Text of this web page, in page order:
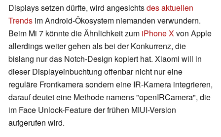
Displays setzen dürfte, wird angesichtsdes aktuellen
Trends im Android-Ökosystem niemanden verwundern.
Beim Mi 7 könnte die Ähnlichkeit zum iPhone Xvon Apple
allerdings weiter gehen als bei der Konkurrenz, die
bislang nur das Notch-Design kopiert hat. Xiaomi will in
dieser Displayeinbuchtung offenbar nicht nur eine
reguläre Frontkamera sondern eine IR-Kamera integrieren,
darauf deutet eine Methode namens "openIRCamera", die
im Face Unlock-Feature der frühen MIUI-Version
aufgerufen wird.